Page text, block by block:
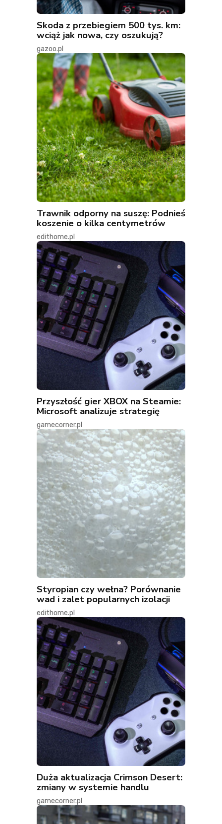
Skoda z przebiegiem 500 tys. km:
wciąż jak nowa, czy oszukują?
gazoo.pl
Trawnik odporny na suszę: Podnieś
koszenie o kilka centymetrów
edithome.pl
Przyszłość gier XBOX na Steamie:
Microsoft analizuje strategię
gamecorner.pl
Styropian czy wełna? Porównanie
wad i zalet popularnych izolacji
edithome.pl
Duża aktualizacja Crimson Desert:
zmiany w systemie handlu
gamecorner.pl